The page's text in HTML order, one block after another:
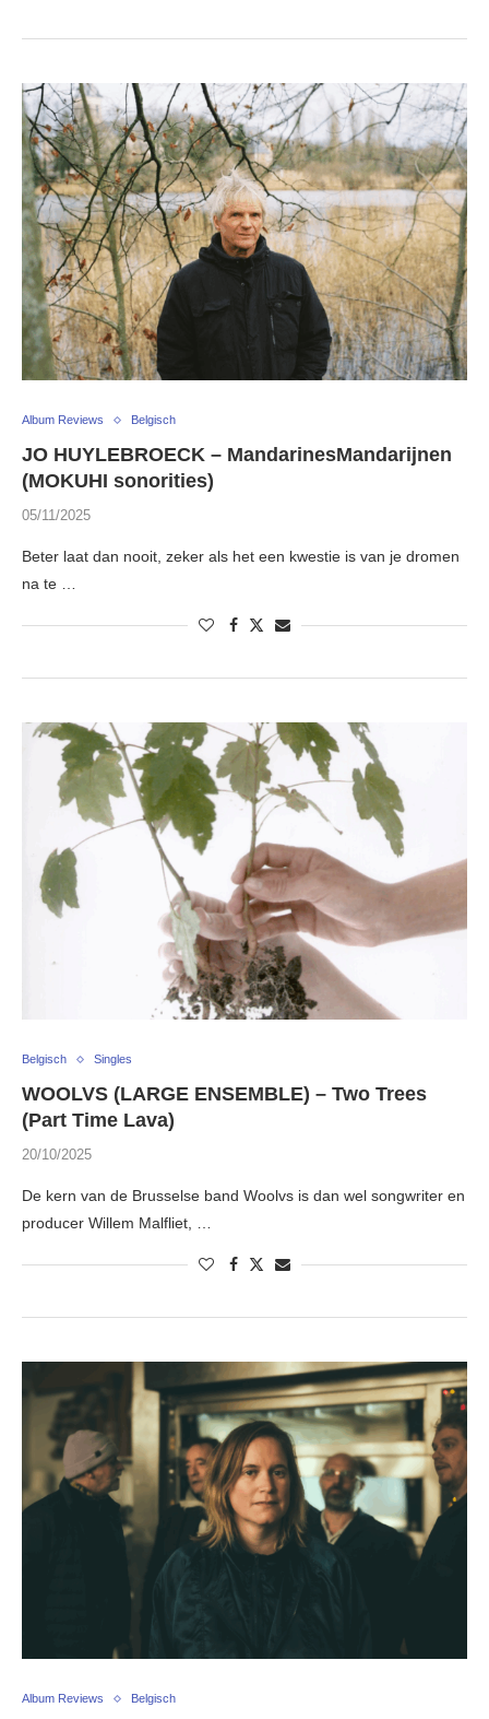
Album Reviews Belgisch
JO HUYLEBROECK – MandarinesMandarijnen
(MOKUHI sonorities)
05/11/2025
Beter laat dan nooit, zeker als het een kwestie is van je dromen
na te …
Belgisch Singles
WOOLVS (LARGE ENSEMBLE) – Two Trees
(Part Time Lava)
20/10/2025
De kern van de Brusselse band Woolvs is dan wel songwriter en
producer Willem Malfliet, …
Album Reviews Belgisch